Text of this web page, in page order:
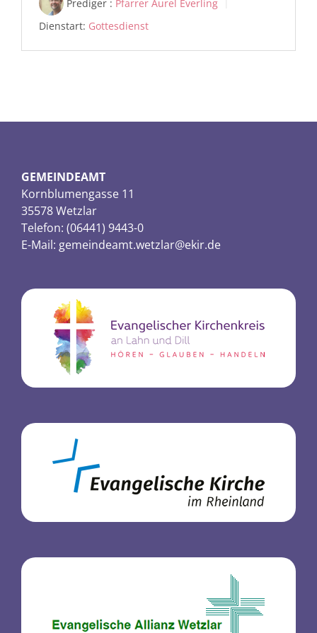
Prediger : Pfarrer Aurel Everling
Dienstart: Gottesdienst
GEMEINDEAMT
Kornblumengasse 11
35578 Wetzlar
Telefon: (06441) 9443-0
E-Mail: gemeindeamt.wetzlar@ekir.de